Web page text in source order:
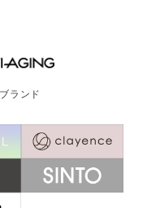
も承ります
020
除く
せはこちら
ランド